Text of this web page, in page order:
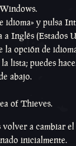
idioma» y pulsa
a Inglés (Estados
la opción de
lista; puedes
abajo.
of Thieves.
volver a cambiar
inicialmente.